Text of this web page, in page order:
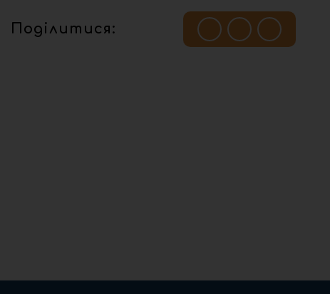
Поділитися: